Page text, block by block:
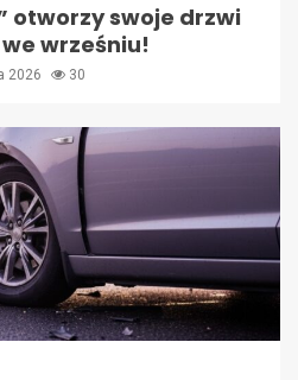
otworzy swoje drzwi
wrześniu!
2026 30